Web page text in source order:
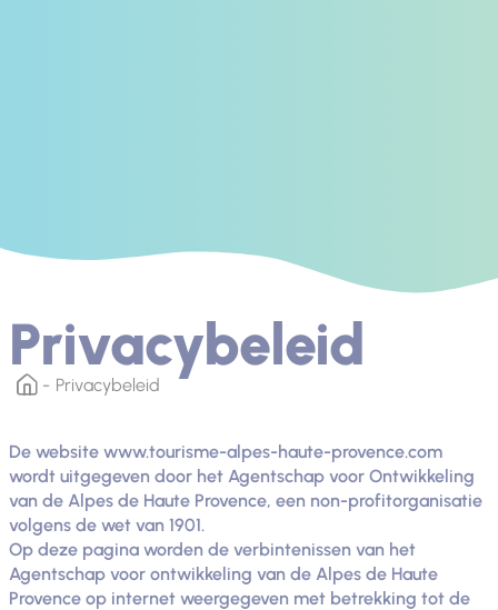
Privacybeleid
Privacybeleid
De website www.tourisme-alpes-haute-provence.com
wordt uitgegeven door het Agentschap voor Ontwikkeling
van de Alpes de Haute Provence, een non-profitorganisatie
volgens de wet van 1901.
Op deze pagina worden de verbintenissen van het
Agentschap voor ontwikkeling van de Alpes de Haute
Provence op internet weergegeven met betrekking tot de